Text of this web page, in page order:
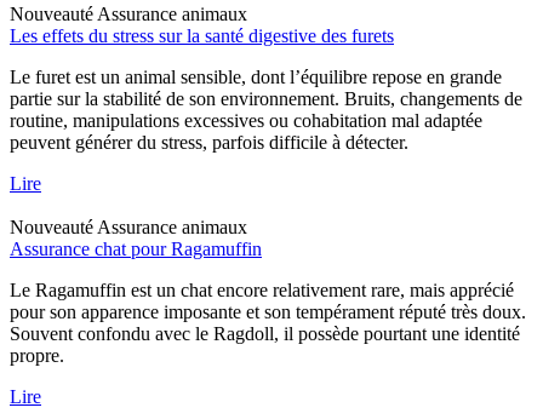
Nouveauté Assurance animaux
Les effets du stress sur la santé digestive des furets
Le furet est un animal sensible, dont l’équilibre repose en grande
partie sur la stabilité de son environnement. Bruits, changements de
routine, manipulations excessives ou cohabitation mal adaptée
peuvent générer du stress, parfois difficile à détecter.
Lire
Nouveauté Assurance animaux
Assurance chat pour Ragamuffin
Le Ragamuffin est un chat encore relativement rare, mais apprécié
pour son apparence imposante et son tempérament réputé très doux.
Souvent confondu avec le Ragdoll, il possède pourtant une identité
propre.
Lire